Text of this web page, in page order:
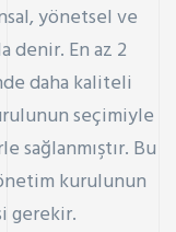
yönetsel ve
denir. En az 2
daha kaliteli
seçimiyle
sağlanmıştır. Bu
kurulunun
gerekir.